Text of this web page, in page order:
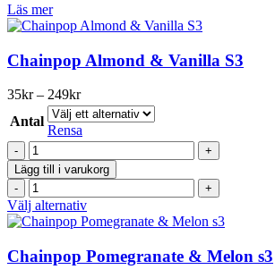
De
olika
alternativen
kan
produktsidan
Läs mer
Chainpop Almond & Vanilla S3
35kr – 249krPrisintervall:
35kr
till
249kr
Antal
Rensa
Chainpop
Almond
&
Vanilla
S3
mängd
Lägg till i varukorg
Chainpop
Almond
&
Vanilla
S3
mängd
Välj alternativDen
här
har
flera
Chainpop Pomegranate & Melon s3